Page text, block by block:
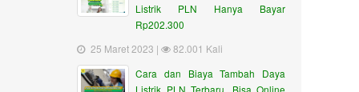
Listrik PLN Hanya Bayar
Rp202.300
25 Maret 2023 |
82.001 Kali
Cara dan Biaya Tambah Daya
Listrik PLN Terbaru, Bisa Online